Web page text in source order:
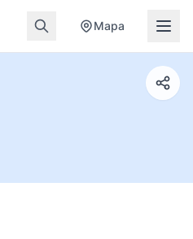
Mapa